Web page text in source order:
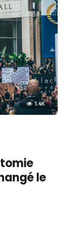
1.4K
le